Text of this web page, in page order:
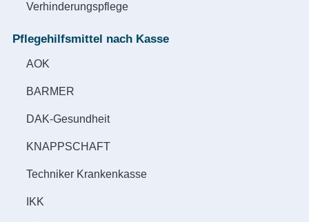
Verhinderungspflege
Pflegehilfsmittel nach Kasse
AOK
BARMER
DAK-Gesundheit
KNAPPSCHAFT
Techniker Krankenkasse
IKK